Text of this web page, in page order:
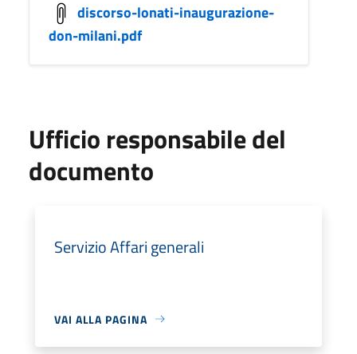
discorso-lonati-inaugurazione-
don-milani.pdf
Ufficio responsabile del
documento
Servizio Affari generali
VAI ALLA PAGINA